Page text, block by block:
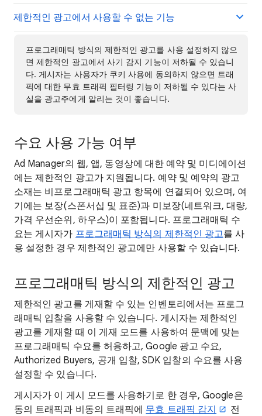
제한적인 광고에서 사용할 수 없는 기능
프로그래매틱 방식의 제한적인 광고를 사용 설정하지 않으
면 제한적인 광고에서 사기 감지 기능이 저하될 수 있습니
다. 게시자는 사용자가 쿠키 사용에 동의하지 않으면 트래
픽에 대한 무효 트래픽 필터링 기능이 저하될 수 있다는 사
실을 광고주에게 알리는 것이 좋습니다.
수요 사용 가능 여부
Ad Manager의 웹, 앱, 동영상에 대한 예약 및 미디에이션
에는 제한적인 광고가 지원됩니다. 예약 및 예약의 광고
소재는 비프로그래매틱 광고 항목에 연결되어 있으며, 여
기에는 보장(스폰서십 및 표준)과 미보장(네트워크, 대량,
가격 우선순위, 하우스)이 포함됩니다. 프로그래매틱 수
요는 게시자가 프로그래매틱 방식의 제한적인 광고를 사
용 설정한 경우 제한적인 광고에만 사용할 수 있습니다.
프로그래매틱 방식의 제한적인 광고
제한적인 광고를 게재할 수 있는 인벤토리에서는 프로그
래매틱 입찰을 사용할 수 있습니다. 게시자는 제한적인
광고를 게재할 때 이 게재 모드를 사용하여 문맥에 맞는
프로그래매틱 수요를 허용하고, Google 광고 수요,
Authorized Buyers, 공개 입찰, SDK 입찰의 수요를 사용
설정할 수 있습니다.
게시자가 이 게시 모드를 사용하기로 한 경우, Google은
동의 트래픽과 비동의 트래픽에 무효 트래픽 감지
전